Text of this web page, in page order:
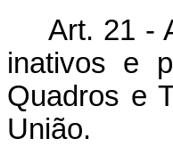
Art. 21 -
inativos e
Quadros e
União.